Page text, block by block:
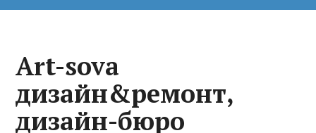
Art-sova
дизайн&ремонт,
дизайн-бюро